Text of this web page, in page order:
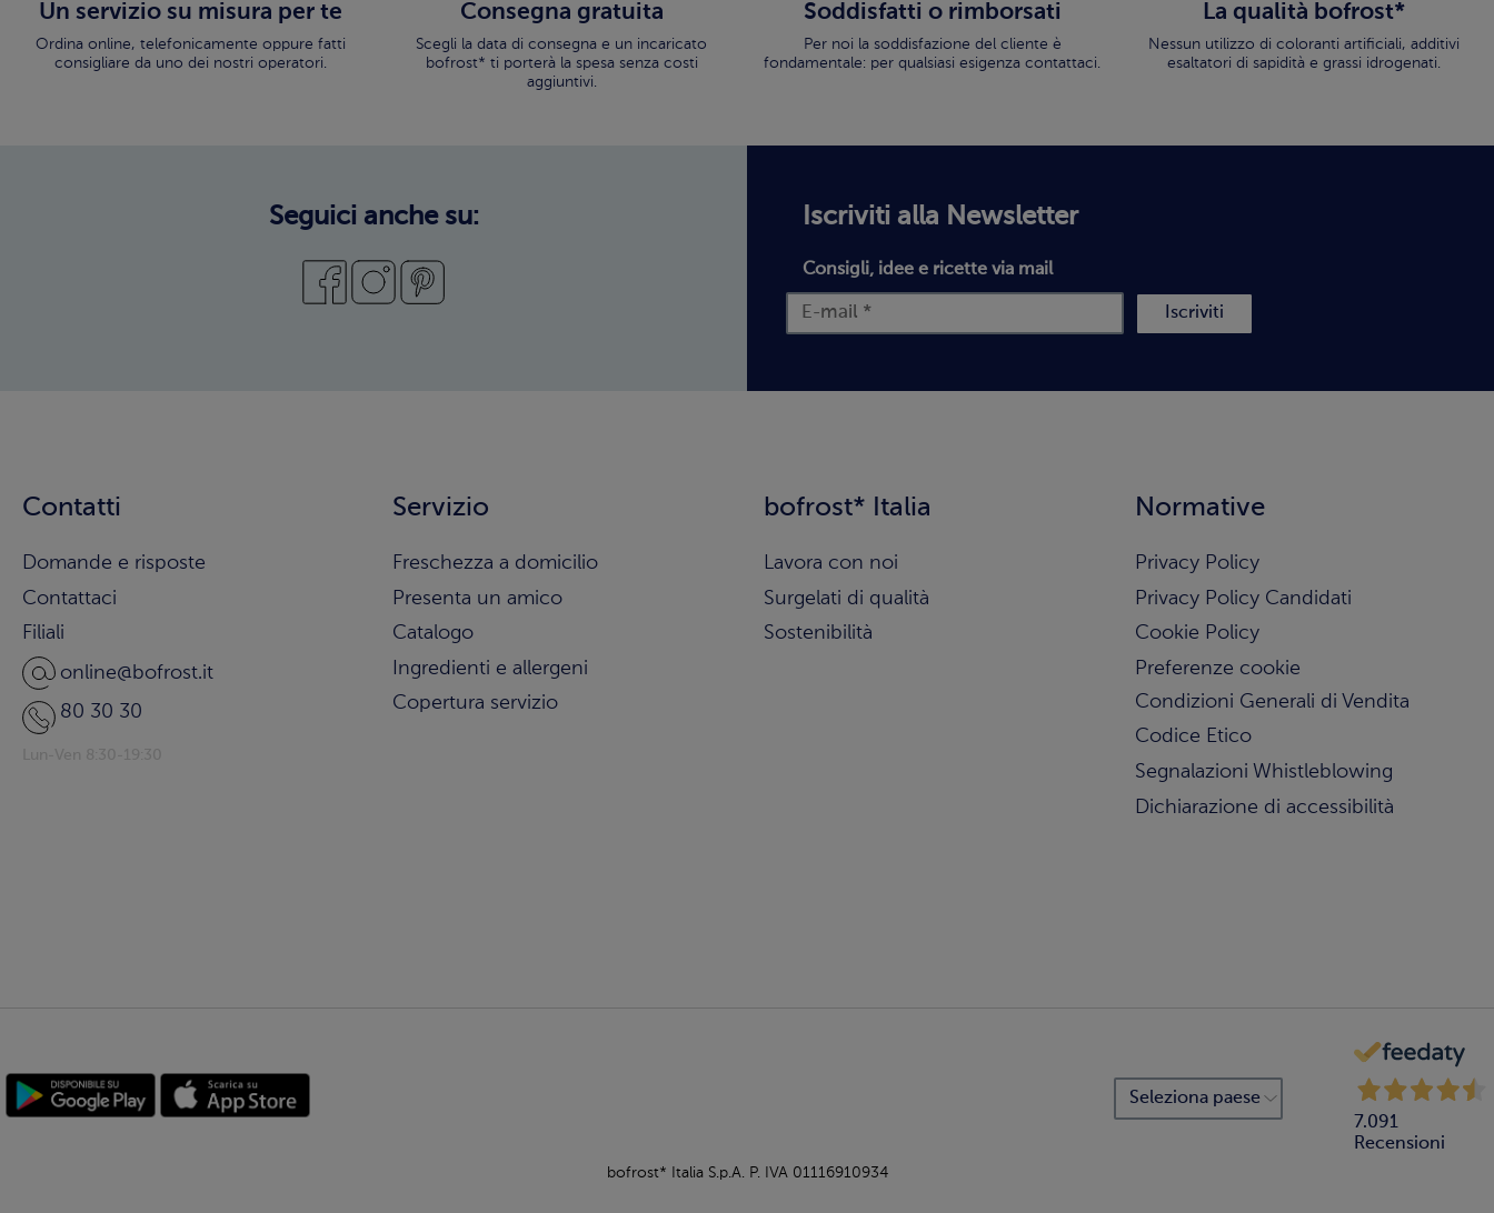
Un servizio su misura per te
Ordina online, telefonicamente oppure fatti
consigliare da uno dei nostri operatori.
Consegna gratuita
Scegli la data di consegna e un incaricato
bofrost* ti porterà la spesa senza costi
aggiuntivi.
Soddisfatti o rimborsati
Per noi la soddisfazione del cliente è
fondamentale: per qualsiasi esigenza contattaci.
La qualità bofrost*
Nessun utilizzo di coloranti artificiali, additivi
esaltatori di sapidità e grassi idrogenati.
Contatti
Domande e risposte
Contattaci
Filiali
online@bofrost.it
80 30 30
Servizio
Freschezza a domicilio
Presenta un amico
Catalogo
Ingredienti e allergeni
Copertura servizio
bofrost* Italia
Lavora con noi
Surgelati di qualità
Sostenibilità
Normative
Privacy Policy
Privacy Policy Candidati
Cookie Policy
Preferenze cookie
Condizioni Generali di Vendita
Codice Etico
Segnalazioni Whistleblowing
Dichiarazione di accessibilità
Seguici anche su: Iscriviti alla Newsletter
Consigli, idee e ricette via mail
Iscriviti
7.091
Recensioni
bofrost* Italia S.p.A. P. IVA 01116910934